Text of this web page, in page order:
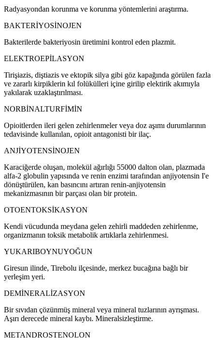
Radyasyondan korunma ve korunma yöntemlerini araştırma.
BAKTERİYOSİNOJEN
Bakterilerde bakteriyosin üretimini kontrol eden plazmit.
ELEKTROEPİLASYON
Tirişiazis, diştiazis ve ektopik silya gibi göz kapağında görülen fazla
ve zararlı kirpiklerin kıl folükülleri içine girilip elektirik akımıyla
yakılarak uzaklaştırılması.
NORBİNALTURFİMİN
Opioitlerden ileri gelen zehirlenmeler veya doz aşımı durumlarının
tedavisinde kullanılan, opioit antagonisti bir ilaç.
ANJİYOTENSİNOJEN
Karaciğerde oluşan, molekül ağırlığı 55000 dalton olan, plazmada
alfa-2 globulin yapısında ve renin enzimi tarafından anjiyotensin I'e
dönüştürülen, kan basıncını artıran renin-anjiyotensin
mekanizmasının bir parçası olan bir protein.
OTOENTOKSİKASYON
Kendi vücudunda meydana gelen zehirli maddeden zehirlenme,
organizmanın toksik metabolik artıklarla zehirlenmesi.
YUKARIBOYNUYOĞUN
Giresun ilinde, Tirebolu ilçesinde, merkez bucağına bağlı bir
yerleşim yeri.
DEMİNERALİZASYON
Bir sıvıdan çözünmüş mineral veya mineral tuzlarının ayrışması.
Aşırı derecede mineral kaybı. Mineralsizleştirme.
METANDROSTENOLON